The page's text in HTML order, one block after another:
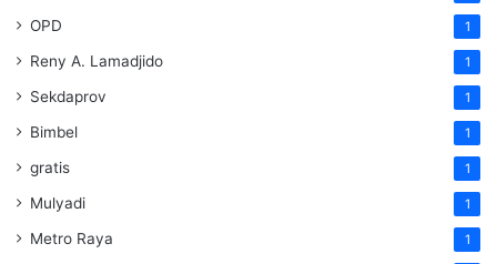
OPD 1
Reny A. Lamadjido 1
Sekdaprov 1
Bimbel 1
gratis 1
Mulyadi 1
Metro Raya 1